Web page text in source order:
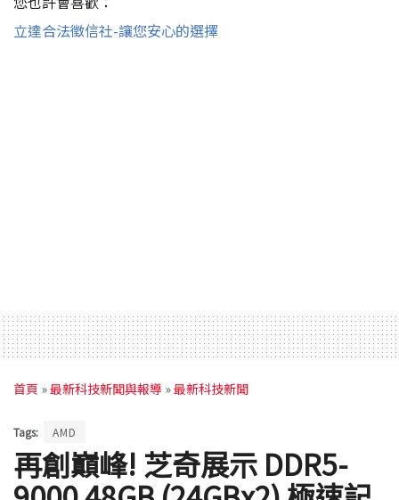
立達合法徵信社-讓您安心的選擇
首頁 »最新科技新聞與報導 »最新科技新聞
Tags: AMD
再創巔峰! 芝奇展示 DDR5-